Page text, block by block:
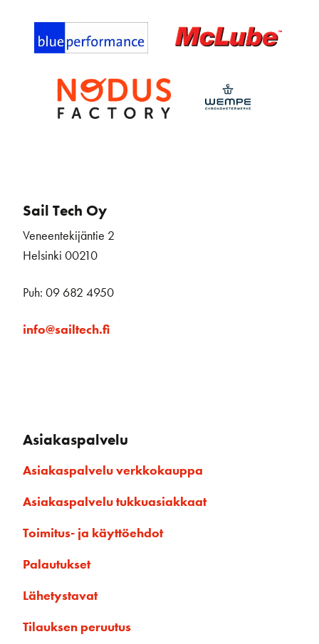
Sail Tech Oy
Veneentekijäntie 2
Helsinki 00210
Puh: 09 682 4950
info@sailtech.fi
Asiakaspalvelu
Asiakaspalvelu verkkokauppa
Asiakaspalvelu tukkuasiakkaat
Toimitus- ja käyttöehdot
Palautukset
Lähetystavat
Tilauksen peruutus